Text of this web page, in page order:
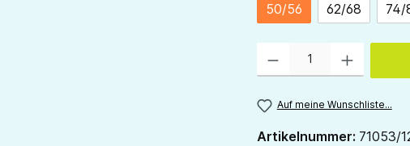
50/56
62/68 74/
Auf meine Wunschliste...
Artikelnummer: 71053/